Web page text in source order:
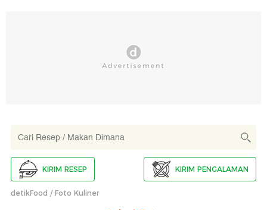
KIRIM RESEP KIRIM PENGALAMAN
detikFood Foto Kuliner